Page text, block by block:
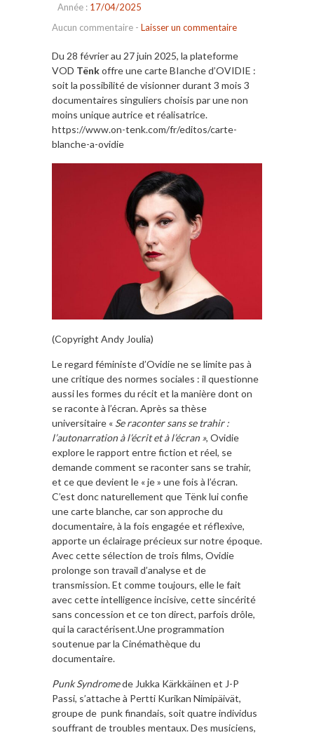
Année : 17/04/2025
Aucun commentaire - Laisser un commentaire
Du 28 février au 27 juin 2025, la plateforme
VOD Tënkoffre unecarte BIanche d’OVIDIE :
soit la possibilité de visionner durant 3 mois 3
documentaires singuliers choisis par une non
moins unique autrice et réalisatrice.
https://www.on-tenk.com/fr/editos/carte-
blanche-a-ovidie
(Copyright Andy Joulia)
Le regard féministe d’Ovidie ne se limite pas à
une critique des normes sociales : il questionne
aussi les formes du récit et la manière dont on
se raconte à l’écran. Après sa thèse
universitaire « Se raconter sans se trahir :
l’autonarration à l’écrit et à l’écran », Ovidie
explore le rapport entre fiction et réel, se
demande comment se raconter sans se trahir,
et ce que devient le « je » une fois à l’écran.
C’est donc naturellement que Tënk lui confie
une carte blanche, car son approche du
documentaire, à la fois engagée et réflexive,
apporte un éclairage précieux sur notre époque.
Avec cette sélection de trois films, Ovidie
prolonge son travail d’analyse et de
transmission. Et comme toujours, elle le fait
avec cette intelligence incisive, cette sincérité
sans concession et ce ton direct, parfois drôle,
qui la caractérisent.Une programmation
soutenue par la Cinémathèque du
documentaire.
Punk Syndromede Jukka Kärkkäinen et J-P
Passi, s’attache à Pertti Kurikan Nimipäivät,
groupe de punk finandais, soit quatre individus
souffrant de troubles mentaux. Des musiciens,